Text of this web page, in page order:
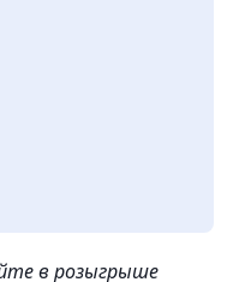
в розыгрыше